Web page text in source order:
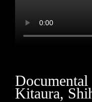
Documental
Kitaura,